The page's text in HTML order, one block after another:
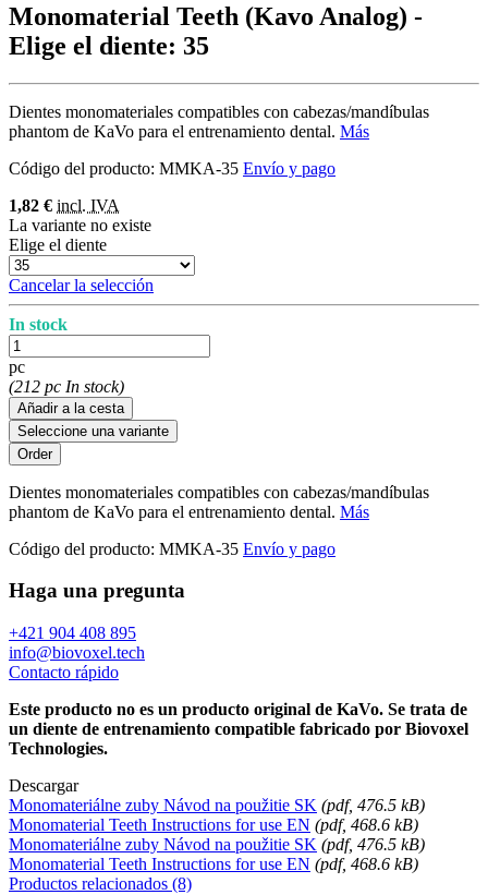
Monomaterial Teeth (Kavo Analog) -
Elige el diente: 35
Dientes monomateriales compatibles con cabezas/mandíbulas
phantom de KaVo para el entrenamiento dental. Más
Código del producto: MMKA-35 Envío y pago
1,82 € incl. IVA
La variante no existe
Elige el diente
Cancelar la selección
In stock
pc
(212 pc In stock)
Añadir a la cesta
Seleccione una variante
Dientes monomateriales compatibles con cabezas/mandíbulas
phantom de KaVo para el entrenamiento dental. Más
Código del producto: MMKA-35 Envío y pago
Haga una pregunta
+421 904 408 895
info@biovoxel.tech
Contacto rápido
Este producto no es un producto original de KaVo. Se trata de
un diente de entrenamiento compatible fabricado por Biovoxel
Technologies.
Descargar
Monomateriálne zuby Návod na použitie SK (pdf, 476.5 kB)
Monomaterial Teeth Instructions for use EN (pdf, 468.6 kB)
Monomateriálne zuby Návod na použitie SK (pdf, 476.5 kB)
Monomaterial Teeth Instructions for use EN (pdf, 468.6 kB)
Productos relacionados (8)